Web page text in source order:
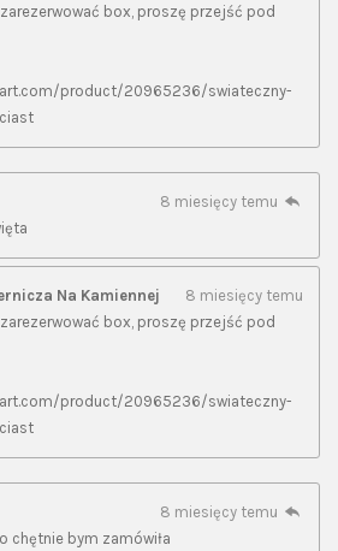
box, proszę przejść pod
product/20965236/swiateczny-
8 miesięcy temu
Na Kamiennej
8 miesięcy temu
box, proszę przejść pod
product/20965236/swiateczny-
8 miesięcy temu
chętnie bym zamówiła